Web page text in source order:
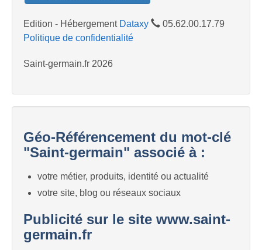
Edition - Hébergement Dataxy
05.62.00.17.79
Politique de confidentialité
Saint-germain.fr 2026
Géo-Référencement du mot-clé
"Saint-germain" associé à :
votre métier, produits, identité ou actualité
votre site, blog ou réseaux sociaux
Publicité sur le site www.saint-
germain.fr